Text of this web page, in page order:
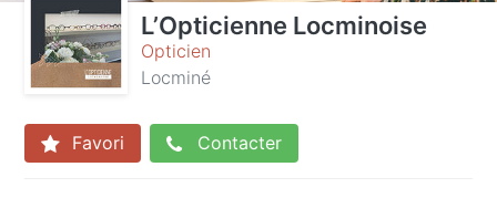
L’Opticienne Locminoise
Opticien
Locminé
Favori Contacter